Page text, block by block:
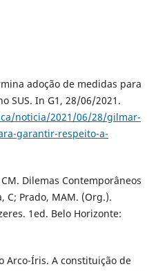
adoção de medidas para
SUS. In G1, 28/06/2021.
noticia/2021/06/28/gilmar-
garantir-respeito-a-
CM. Dilemas Contemporâneos
C; Prado, MAM. (Org.).
1ed. Belo Horizonte:
Arco-Íris. A constituição de